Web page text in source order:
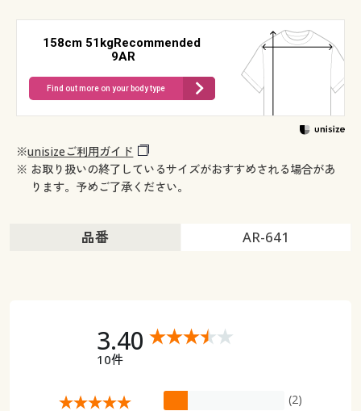
158cm 51kgRecommended
9AR
Find out more on your body type
※unisizeご利用ガイド
※ お取り扱いの終了しているサイズがおすすめされる場合があ
ります。予めご了承ください。
品番 AR-641
3.40
10件
(2)